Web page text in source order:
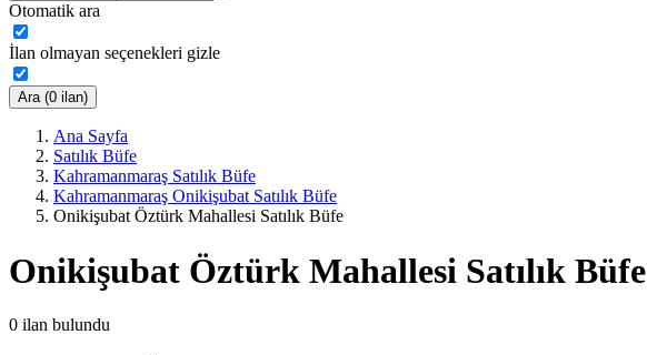
Otomatik ara
İlan olmayan seçenekleri gizle
Ara (0 ilan)
Ana Sayfa
Satılık Büfe
Kahramanmaraş Satılık Büfe
Kahramanmaraş Onikişubat Satılık Büfe
Onikişubat Öztürk Mahallesi Satılık Büfe
Onikişubat Öztürk Mahallesi Satılık Büfe
0 ilan bulundu